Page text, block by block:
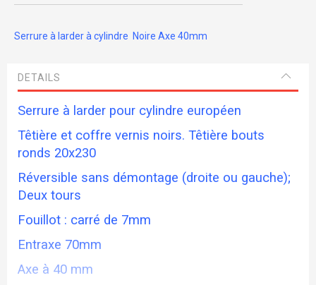
Serrure à larder à cylindre Noire Axe 40mm
DETAILS
Serrure à larder pour cylindre européen
Têtière et coffre vernis noirs. Têtière bouts
ronds 20x230
Réversible sans démontage (droite ou gauche);
Deux tours
Fouillot : carré de 7mm
Entraxe 70mm
Axe à 40 mm